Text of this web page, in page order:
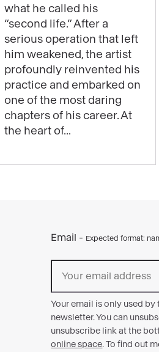
what he called his
“second life.” After a
serious operation that left
him weakened, the artist
profoundly reinvented his
practice and embarked on
one of the most daring
chapters of his career. At
the heart of...